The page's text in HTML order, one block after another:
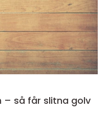
– så får slitna golv